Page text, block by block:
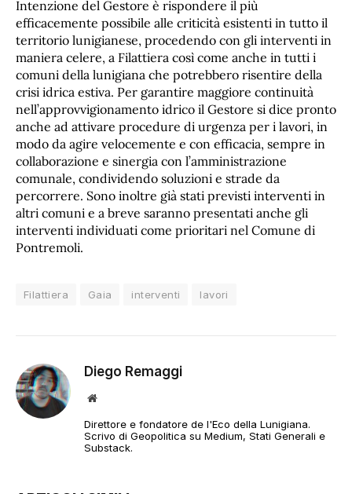
Intenzione del Gestore è rispondere il più
efficacemente possibile alle criticità esistenti in tutto il
territorio lunigianese, procedendo con gli interventi in
maniera celere, a Filattiera così come anche in tutti i
comuni della lunigiana che potrebbero risentire della
crisi idrica estiva. Per garantire maggiore continuità
nell’approvvigionamento idrico il Gestore si dice pronto
anche ad attivare procedure di urgenza per i lavori, in
modo da agire velocemente e con efficacia, sempre in
collaborazione e sinergia con l’amministrazione
comunale, condividendo soluzioni e strade da
percorrere. Sono inoltre già stati previsti interventi in
altri comuni e a breve saranno presentati anche gli
interventi individuati come prioritari nel Comune di
Pontremoli.
Filattiera Gaia interventi lavori
Diego Remaggi
Sito
Direttore e fondatore de l'Eco della Lunigiana.
Scrivo di Geopolitica su Medium, Stati Generali e
Substack.